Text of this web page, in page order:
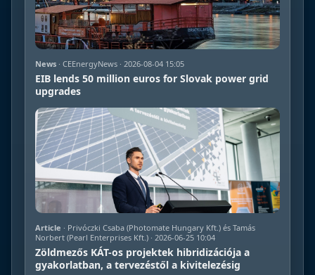
News · CEEnergyNews · 2026-08-04 15:05
EIB lends 50 million euros for Slovak power grid
upgrades
Article · Privóczki Csaba (Photomate Hungary Kft.) és Tamás
Norbert (Pearl Enterprises Kft.) · 2026-06-25 10:04
Zöldmezős KÁT-os projektek hibridizációja a
gyakorlatban, a tervezéstől a kivitelezésig